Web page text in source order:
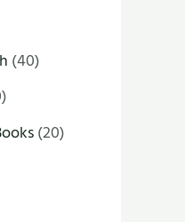
(40)
(20)